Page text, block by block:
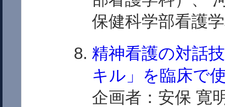
保健科学部看護
精神看護の対話
キル」を臨床で
企画者：安保 寛